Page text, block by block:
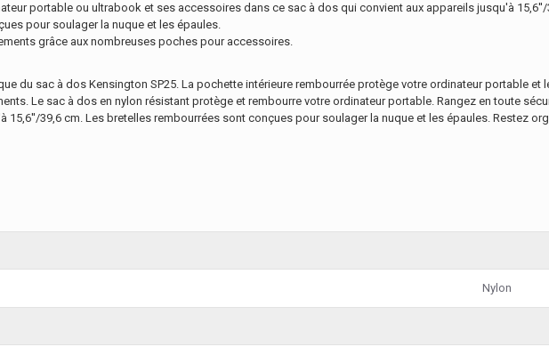
portable ou ultrabook et ses accessoires dans ce sac à dos qui convient aux appareils jusqu'à 15,6''/
pour soulager la nuque et les épaules.
grâce aux nombreuses poches pour accessoires.
du sac à dos Kensington SP25. La pochette intérieure rembourrée protège votre ordinateur portable
Le sac à dos en nylon résistant protège et rembourre votre ordinateur portable. Rangez en toute
15,6''/39,6 cm. Les bretelles rembourrées sont conçues pour soulager la nuque et les épaules. Restez
Nylon